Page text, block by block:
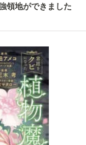
領地ができました